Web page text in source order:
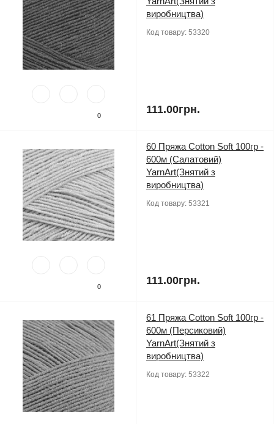
0
виробництва)
Код товару: 53320
111.00грн.
0
60 Пряжа Cotton Soft 100гр -
600м (Салатовий)
YarnArt(Знятий з
виробництва)
Код товару: 53321
111.00грн.
61 Пряжа Cotton Soft 100гр -
600м (Персиковий)
YarnArt(Знятий з
виробництва)
Код товару: 53322